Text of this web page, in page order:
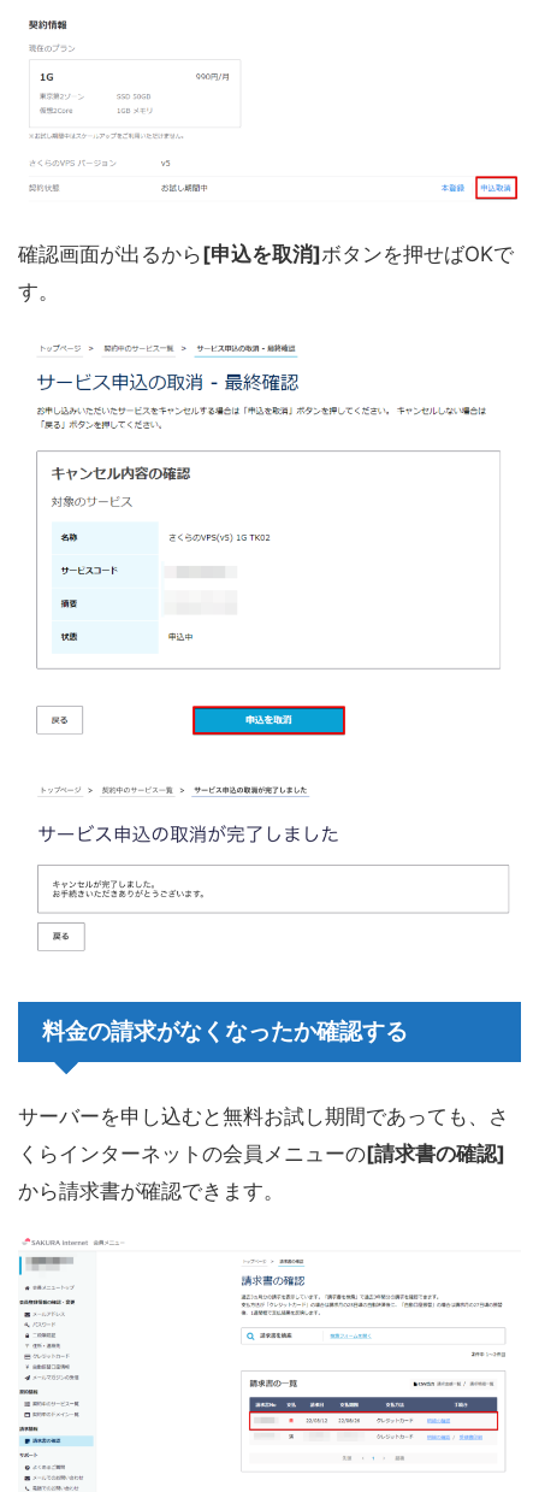
確認画面が出るから[申込を取消]ボタンを押せばOKで
す。
料金の請求がなくなったか確認する
サーバーを申し込むと無料お試し期間であっても、さ
くらインターネットの会員メニューの[請求書の確認]
から請求書が確認できます。